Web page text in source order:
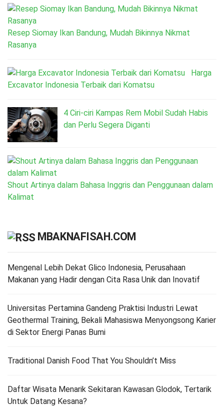
Resep Siomay Ikan Bandung, Mudah Bikinnya Nikmat
Rasanya
Harga
Excavator Indonesia Terbaik dari Komatsu
4 Ciri-ciri Kampas Rem Mobil Sudah Habis
dan Perlu Segera Diganti
Shout Artinya dalam Bahasa Inggris dan Penggunaan dalam
Kalimat
MBAKNAFISAH.COM
Mengenal Lebih Dekat Glico Indonesia, Perusahaan
Makanan yang Hadir dengan Cita Rasa Unik dan Inovatif
Universitas Pertamina Gandeng Praktisi Industri Lewat
Geothermal Training, Bekali Mahasiswa Menyongsong Karier
di Sektor Energi Panas Bumi
Traditional Danish Food That You Shouldn’t Miss
Daftar Wisata Menarik Sekitaran Kawasan Glodok, Tertarik
Untuk Datang Kesana?